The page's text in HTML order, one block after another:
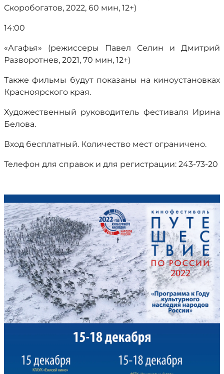
Скоробогатов, 2022, 60 мин, 12+)
14:00
«Агафья» (режиссеры Павел Селин и Дмитрий
Разворотнев, 2021, 70 мин, 12+)
Также фильмы будут показаны на киноустановках
Красноярского края.
Художественный руководитель фестиваля Ирина
Белова.
Вход бесплатный. Количество мест ограничено.
Телефон для справок и для регистрации: 243-73-20